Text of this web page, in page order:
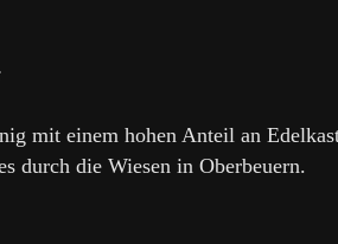
mit einem hohen Anteil an
durch die Wiesen in Oberbeuern.